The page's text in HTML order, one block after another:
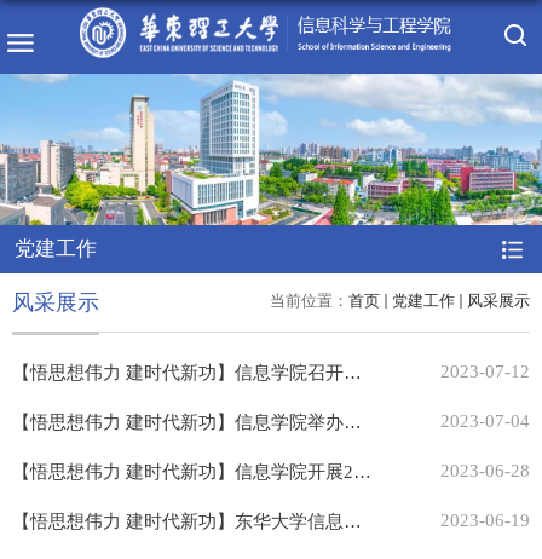
党建工作
当前位置： 首页 党建工作 风采展示
风采展示
【悟思想伟力 建时代新功】信息学院召开主题教育调查研究成果交流会 2023-07-12
【悟思想伟力 建时代新功】信息学院举办主题教育专题辅导报告会 2023-07-04
【悟思想伟力 建时代新功】信息学院开展2023届毕业生党员离校教育 2023-06-28
【悟思想伟力 建时代新功】东华大学信息学院一行来我院调研交流 2023-06-19